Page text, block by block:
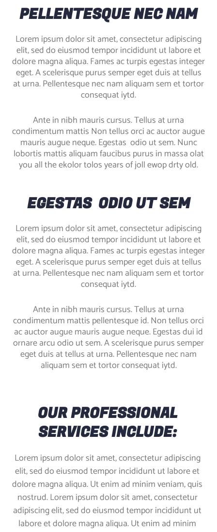
PELLENTESQUE NEC NAM
Lorem ipsum dolor sit amet, consectetur adipiscing
elit, sed do eiusmod tempor incididunt ut labore et
dolore magna aliqua. Fames ac turpis egestas integer
eget. A scelerisque purus semper eget duis at tellus
at urna. Pellentesque nec nam aliquam sem et tortor
consequat iytd.
Ante in nibh mauris cursus. Tellus at urna
condimentum mattis Non tellus orci ac auctor augue
mauris augue neque. Egestas odio ut sem. Nunc
lobortis mattis aliquam faucibus purus in massa olat
you all the ekolor tolos years of joll ewop drty old.
EGESTAS ODIO UT SEM
Lorem ipsum dolor sit amet, consectetur adipiscing
elit, sed do eiusmod tempor incididunt ut labore et
dolore magna aliqua. Fames ac turpis egestas integer
eget. A scelerisque purus semper eget duis at tellus
at urna. Pellentesque nec nam aliquam sem et tortor
consequat iytd.
Ante in nibh mauris cursus. Tellus at urna
condimentum mattis pellentesque id. Non tellus orci
ac auctor augue mauris augue neque. Egestas dui id
ornare arcu odio ut sem. A scelerisque purus semper
eget duis at tellus at urna. Pellentesque nec nam
aliquam sem et tortor consequat iytd.
OUR PROFESSIONAL
SERVICES INCLUDE:
Lorem ipsum dolor sit amet, consectetur adipiscing
elit, sed do eiusmod tempor incididunt ut labore et
dolore magna aliqua. Ut enim ad minim veniam, quis
nostrud. Lorem ipsum dolor sit amet, consectetur
adipiscing elit, sed do eiusmod tempor incididunt ut
labore et dolore magna aliqua. Ut enim ad minim